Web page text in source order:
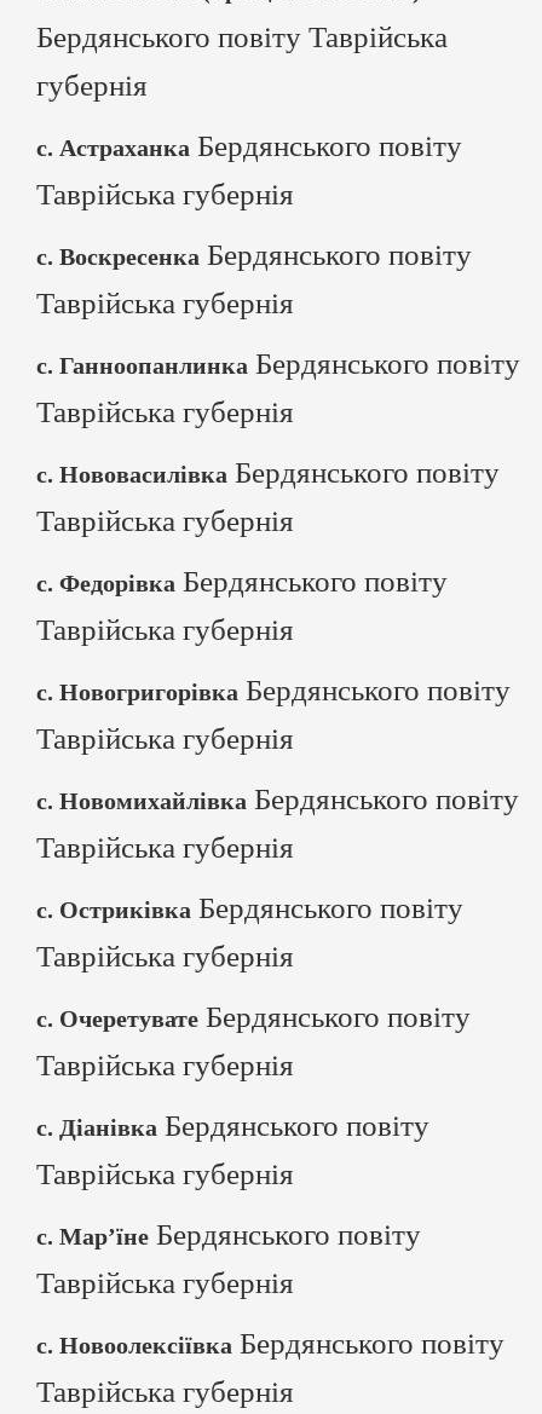
Бердянського повіту Таврійська
губернія
с. Астраханка Бердянського повіту
Таврійська губернія
с. Воскресенка Бердянського повіту
Таврійська губернія
с. Ганноопанлинка Бердянського повіту
Таврійська губернія
с. Нововасилівка Бердянського повіту
Таврійська губернія
с. Федорівка Бердянського повіту
Таврійська губернія
с. Новогригорівка Бердянського повіту
Таврійська губернія
с. Новомихайлівка Бердянського повіту
Таврійська губернія
с. Остриківка Бердянського повіту
Таврійська губернія
с. Очеретувате Бердянського повіту
Таврійська губернія
с. Діанівка Бердянського повіту
Таврійська губернія
с. Мар’їне Бердянського повіту
Таврійська губернія
с. Новоолексіївка Бердянського повіту
Таврійська губернія